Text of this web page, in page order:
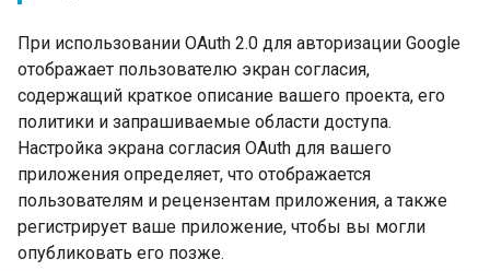
При использовании OAuth 2.0 для авторизации Google
отображает пользователю экран согласия,
содержащий краткое описание вашего проекта, его
политики и запрашиваемые области доступа.
Настройка экрана согласия OAuth для вашего
приложения определяет, что отображается
пользователям и рецензентам приложения, а также
регистрирует ваше приложение, чтобы вы могли
опубликовать его позже.